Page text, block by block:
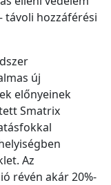
távoli hozzáférési
új
előnyeinek
Smatrix
Az
révén akár 20%-